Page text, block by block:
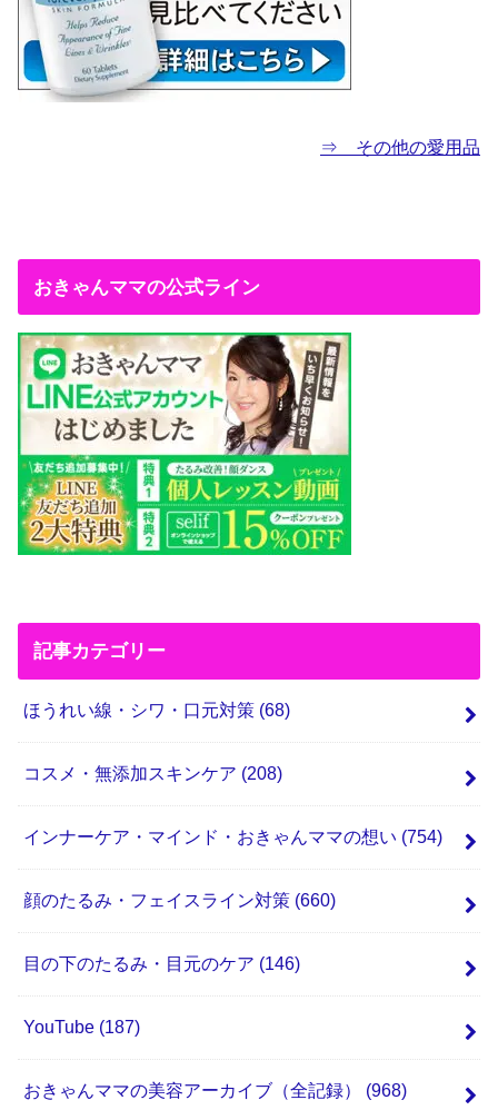
⇒ その他の愛用品
おきゃんママの公式ライン
記事カテゴリー
ほうれい線・シワ・口元対策 (68)
コスメ・無添加スキンケア (208)
インナーケア・マインド・おきゃんママの想い (754)
顔のたるみ・フェイスライン対策 (660)
目の下のたるみ・目元のケア (146)
YouTube (187)
おきゃんママの美容アーカイブ（全記録） (968)